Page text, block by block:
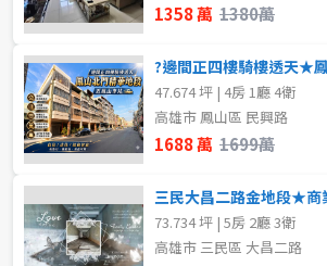
1358 萬 1380萬
47.674 坪 | 4房 1廳 4衛
高雄市 鳳山區 民興路
1688 萬 1699萬
73.734 坪 | 5房 2廳 3衛
高雄市 三民區 大昌二路